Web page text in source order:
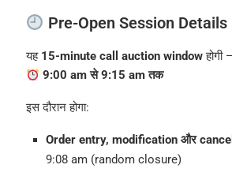
Pre-Open Session Details
यह 15-minute call auction windowहोगी
9:00 am से 9:15 am तक
इस दौरान होगा:
Order entry, modification और
9:08 am (random closure)